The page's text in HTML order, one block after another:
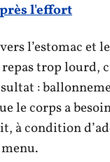
l'effort
l’estomac et
trop lourd,
:
le corps a
à condition